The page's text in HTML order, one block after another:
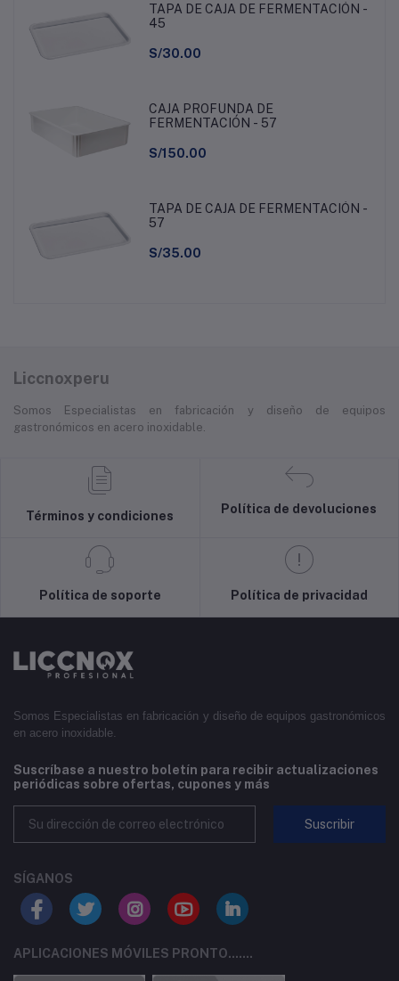
TAPA DE CAJA DE FERMENTACIÓN -
45
S/30.00
CAJA PROFUNDA DE
FERMENTACIÓN - 57
S/150.00
TAPA DE CAJA DE FERMENTACIÓN -
57
S/35.00
Liccnoxperu
Somos Especialistas en fabricación y diseño de equipos
gastronómicos en acero inoxidable.
Términos y condiciones
Política de devoluciones
Política de soporte Política de privacidad
Somos Especialistas en fabricación y diseño de equipos gastronómicos
en acero inoxidable.
Suscríbase a nuestro boletín para recibir actualizaciones
periódicas sobre ofertas, cupones y más
Suscribir
SÍGANOS
APLICACIONES MÓVILES PRONTO.......